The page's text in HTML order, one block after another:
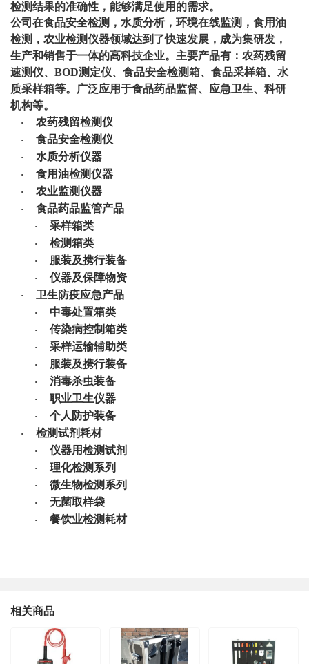
检测结果的准确性，能够满足使用的需求。
公司在食品安全检测，水质分析，环境在线监测，食用油
检测，农业检测仪器领域达到了快速发展，成为集研发，
生产和销售于一体的高科技企业。主要产品有：农药残留
速测仪、 BOD测定仪、食品安全检测箱、食品采样箱、水
质采样箱等。广泛应用于食品药品监督、应急卫生、科研
机构等。
· 农药残留检测仪
· 食品安全检测仪
· 水质分析仪器
· 食用油检测仪器
· 农业监测仪器
· 食品药品监管产品
· 采样箱类
· 检测箱类
· 服装及携行装备
· 仪器及保障物资
· 卫生防疫应急产品
· 中毒处置箱类
· 传染病控制箱类
· 采样运输辅助类
· 服装及携行装备
· 消毒杀虫装备
· 职业卫生仪器
· 个人防护装备
· 检测试剂耗材
· 仪器用检测试剂
· 理化检测系列
· 微生物检测系列
· 无菌取样袋
· 餐饮业检测耗材
相关商品